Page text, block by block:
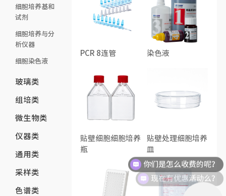
细胞培养基和
试剂
细胞培养与分
析仪器
细胞染色液
玻璃类
组培类
微生物类
仪器类
通用类
采样类
色谱类
PCR 8连管 染色液
贴壁细胞细胞培养
瓶
贴壁处理细胞培养
皿
你们是怎么收费的呢？
现在有优惠活动么？